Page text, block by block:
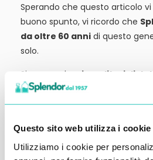
Questo sito web utilizza i cookie
Utilizziamo i cookie per
Sperando che questo articolo
buono spunto, vi ricordo che
da oltre 60 anni di questo
solo.
Siamo anche
rivenditori di
ed attrezzature:
tutto ciò
potete trovarlo in vendita
Contattateci qui per preventivi
richiedere qualche informazione.
Ci vediamo al prossimo